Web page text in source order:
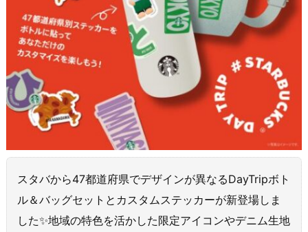
スタバから47都道府県でデザインが異なるDayTripボト
ル＆バッグセットとカスタムステッカーが新登場しま
した✨地域の特色を活かした限定アイコンやデニム生地